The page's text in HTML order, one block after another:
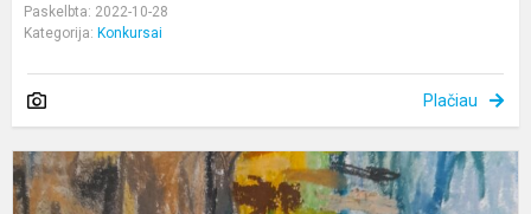
Paskelbta: 2022-10-28
Kategorija: Konkursai
Plačiau